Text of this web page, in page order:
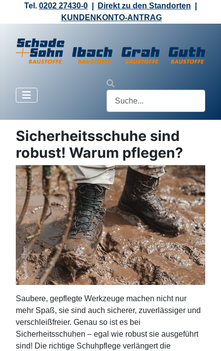
Tel. 0202 27430-0 Direkt zu den Standorten
KUNDENKONTO-ANTRAG
Sicherheitsschuhe sind
robust! Warum pflegen?
Saubere, gepflegte Werkzeuge machen nicht nur
mehr Spaß, sie sind auch sicherer, zuverlässiger und
verschleißfreier. Genau so ist es bei
Sicherheitsschuhen – egal wie robust sie ausgeführt
sind! Die richtige Schuhpflege verlängert die